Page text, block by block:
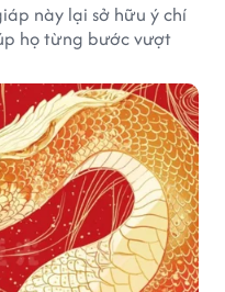
này lại sở hữu ý chí
họ từng bước vượt